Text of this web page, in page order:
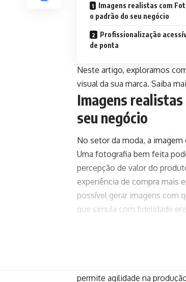
Imagens realistas com
o padrão do seu negócio
Profissionalização
de ponta
Neste artigo, exploramos
visual da sua marca. Saiba
Imagens
seu negócio
No setor da moda, a
Uma fotografia bem feita
percepção de valor do
experiência de compra mais
possível gerar imagens com
que simula com fidelidade
permite agilidade na